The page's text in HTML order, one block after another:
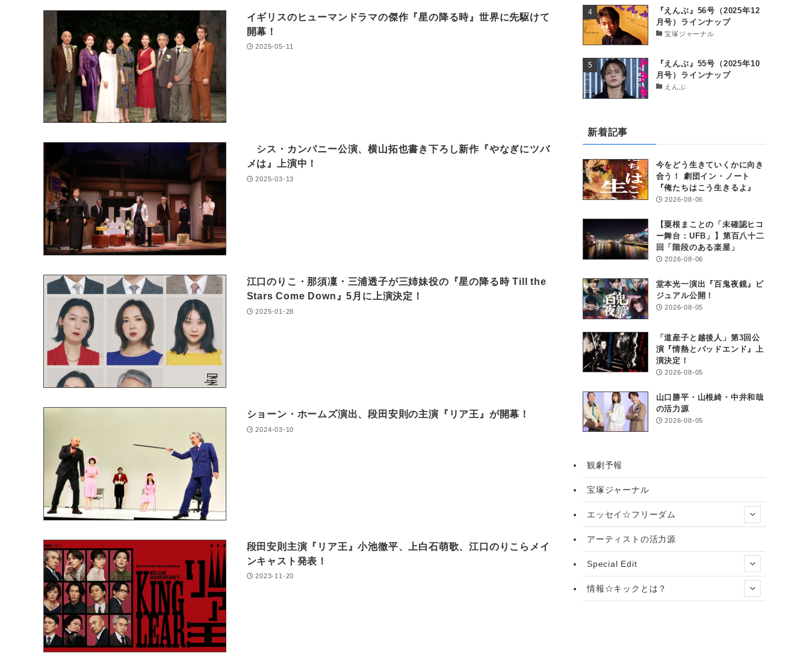
イギリスのヒューマンドラマの傑作『星の降る時』世界に先駆けて
開幕！
2025-05-11
シス・カンパニー公演、横山拓也書き下ろし新作『やなぎにツバ
メは』上演中！
2025-03-13
江口のりこ・那須凜・三浦透子が三姉妹役の『星の降る時 Till the
Stars Come Down』5月に上演決定！
2025-01-28
ショーン・ホームズ演出、段田安則の主演『リア王』が開幕！
2024-03-10
段田安則主演『リア王』小池徹平、上白石萌歌、江口のりこらメイ
ンキャスト発表！
2023-11-20
『えんぶ』56号（2025年12
月号）ラインナップ
宝塚ジャーナル
『えんぶ』55号（2025年10
月号）ラインナップ
えんぶ
新着記事
今をどう生きていくかに向き
合う！ 劇団イン・ノート
『俺たちはこう生きるよ』
2026-08-06
【粟根まことの「未確認ヒコ
ー舞台：UFB」】第百八十二
回「階段のある楽屋」
2026-08-06
堂本光一演出『百鬼夜鏡』ビ
ジュアル公開！
2026-08-05
「道産子と越後人」第3回公
演『情熱とバッドエンド』上
演決定！
2026-08-05
山口勝平・山根綺・中井和哉
の活力源
2026-08-05
観劇予報
宝塚ジャーナル
エッセイ☆フリーダム
アーティストの活力源
Special Edit
情報☆キックとは？